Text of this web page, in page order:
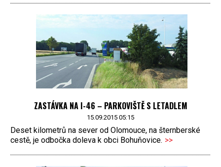
ZASTÁVKA NA I-46 – PARKOVIŠTĚ S LETADLEM
15.09.2015 05:15
Deset kilometrů na sever od Olomouce, na šternberské
cestě, je odbočka doleva k obci Bohuňovice. >>